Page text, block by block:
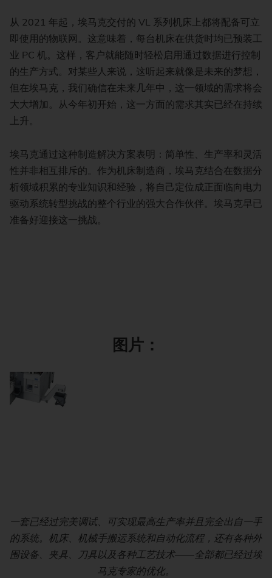
从 2021 年起，埃马克交付的 VL 系列机床上都将配备可立
即使用的物联网。这意味着，每台机床在供货时均已预装工
业 PC 机。这样，客户就能随时轻松启用通过数据进行控制
的生产方式。对某些人来说，这听起来就像是未来的梦想，
但在埃马克，我们确信在未来几年中，这一领域的需求将会
大大增加。从今年初开始，这一方面的需求其实已经在持续
上升。
埃马克通过这种制造解决方案表明：简单性、生产率和灵活
性并非相互排斥的。作为机床制造商，埃马克结合在数据分
析领域积累的专业知识和经验，将自己定位成正面临向电力
驱动系统转型挑战的整个行业的强大合作伙伴。埃马克早已
准备好迎接这一挑战。
图片：
一套已经过完美调试、可实现最高生产率并且完全出自一手
的系统。机床、机械手搬运系统和自动化流程，还有各种外
围设备、夹具、刀具以及各种工艺技术——全部都已经过埃
马克专家的优化。
机械手导轨系统可以在达到最高性能的同时提供最高的自由
度。
在 OP 10 中，可同时完成制动鼓第一面内部和外部的整个
车削过程
在 OP 20 中则可以完成制动鼓螺栓安装面的加工，并钻出
螺纹孔。
最后在 OP 30 中进行动平衡处理，这一道工序同样也是在
由埃马克自行研发的系统上进行。